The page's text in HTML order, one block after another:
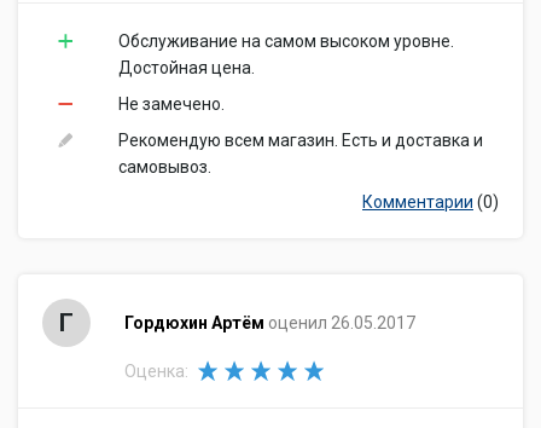
Обслуживание на самом высоком уровне.
Достойная цена.
Не замечено.
Рекомендую всем магазин. Есть и доставка и
самовывоз.
Комментарии (0)
Г Гордюхин Артём оценил 26.05.2017
Оценка: